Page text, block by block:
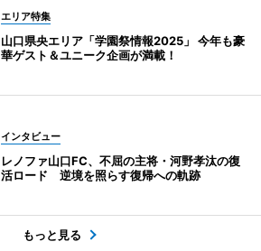
エリア特集
山口県央エリア「学園祭情報2025」 今年も豪
華ゲスト＆ユニーク企画が満載！
インタビュー
レノファ山口FC、不屈の主将・河野孝汰の復
活ロード 逆境を照らす復帰への軌跡
もっと見る